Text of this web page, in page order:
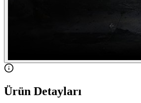
Ürün Detayları